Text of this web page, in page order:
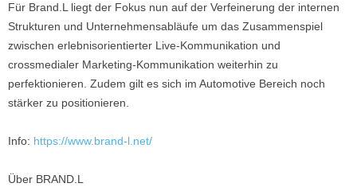
Für Brand.L liegt der Fokus nun auf der Verfeinerung der internen
Strukturen und Unternehmensabläufe um das Zusammenspiel
zwischen erlebnisorientierter Live-Kommunikation und
crossmedialer Marketing-Kommunikation weiterhin zu
perfektionieren. Zudem gilt es sich im Automotive Bereich noch
stärker zu positionieren.
Info: https://www.brand-l.net/
Über BRAND.L